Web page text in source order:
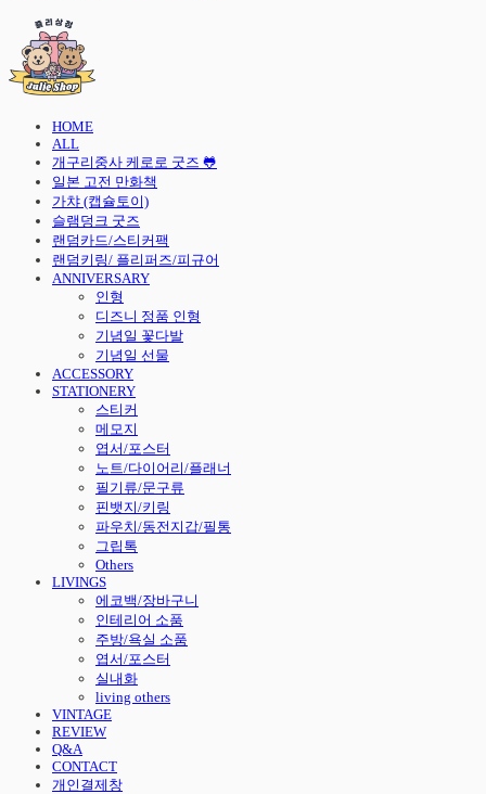
HOME
ALL
개구리중사 케로로 굿즈 🐸
일본 고전 만화책
가챠 (캡슐토이)
슬램덩크 굿즈
랜덤카드/스티커팩
랜덤키링/ 플리퍼즈/피규어
ANNIVERSARY
인형
디즈니 정품 인형
기념일 꽃다발
기념일 선물
ACCESSORY
STATIONERY
스티커
메모지
엽서/포스터
노트/다이어리/플래너
필기류/문구류
핀뱃지/키링
파우치/동전지갑/필통
그립톡
Others
LIVINGS
에코백/장바구니
인테리어 소품
주방/욕실 소품
엽서/포스터
실내화
living others
VINTAGE
REVIEW
Q&A
CONTACT
개인결제창